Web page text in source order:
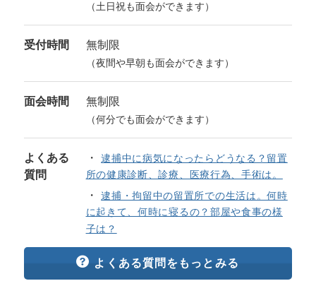
（土日祝も面会ができます）
受付時間 無制限
（夜間や早朝も面会ができます）
面会時間 無制限
（何分でも面会ができます）
よくある
質問
逮捕中に病気になったらどうなる？留置
所の健康診断、診療、医療行為、手術は。
逮捕・拘留中の留置所での生活は。何時
に起きて、何時に寝るの？部屋や食事の様
子は？
よくある質問をもっとみる